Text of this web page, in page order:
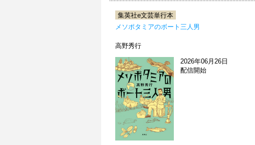
集英社e文芸単行本
メソポタミアのボート三人男
高野秀行
2026年06月26日
配信開始